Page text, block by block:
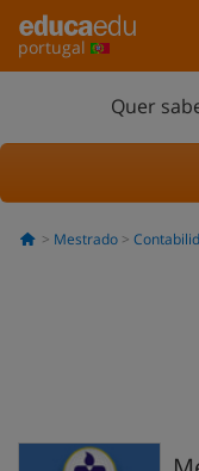
portugal
Quer
Mestrado